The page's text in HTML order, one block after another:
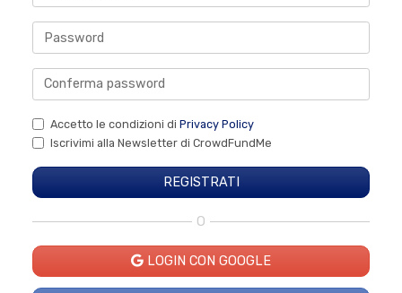
Accetto le condizioni di Privacy Policy
Iscrivimi alla Newsletter di CrowdFundMe
O
LOGIN CON GOOGLE